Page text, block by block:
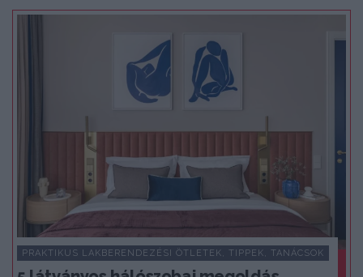
PRAKTIKUS LAKBERENDEZÉSI ÖTLETEK, TIPPEK, TANÁCSOK